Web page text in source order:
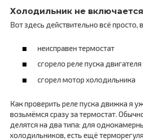
Холодильник не включается
Вот здесь действительно всё просто,
неисправен термостат
сгорело реле пуска двигателя
сгорел мотор холодильника
Как проверить реле пуска движка я
возьмёмся сразу за термостат.
делятся на два типа: для
холодильников, есть ещё